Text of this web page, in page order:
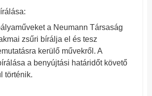
a Neumann Társaság
zsűri bírálja el és tesz
kerülő művekről. A
a benyújtási határidőt követő
történik.